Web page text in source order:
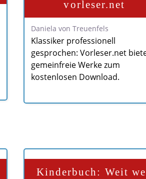
vorleser.net
Daniela von Treuenfels
Klassiker professionell
gesprochen: Vorleser.net
gemeinfreie Werke zum
kostenlosen Download.
Kinderbuch: Weit